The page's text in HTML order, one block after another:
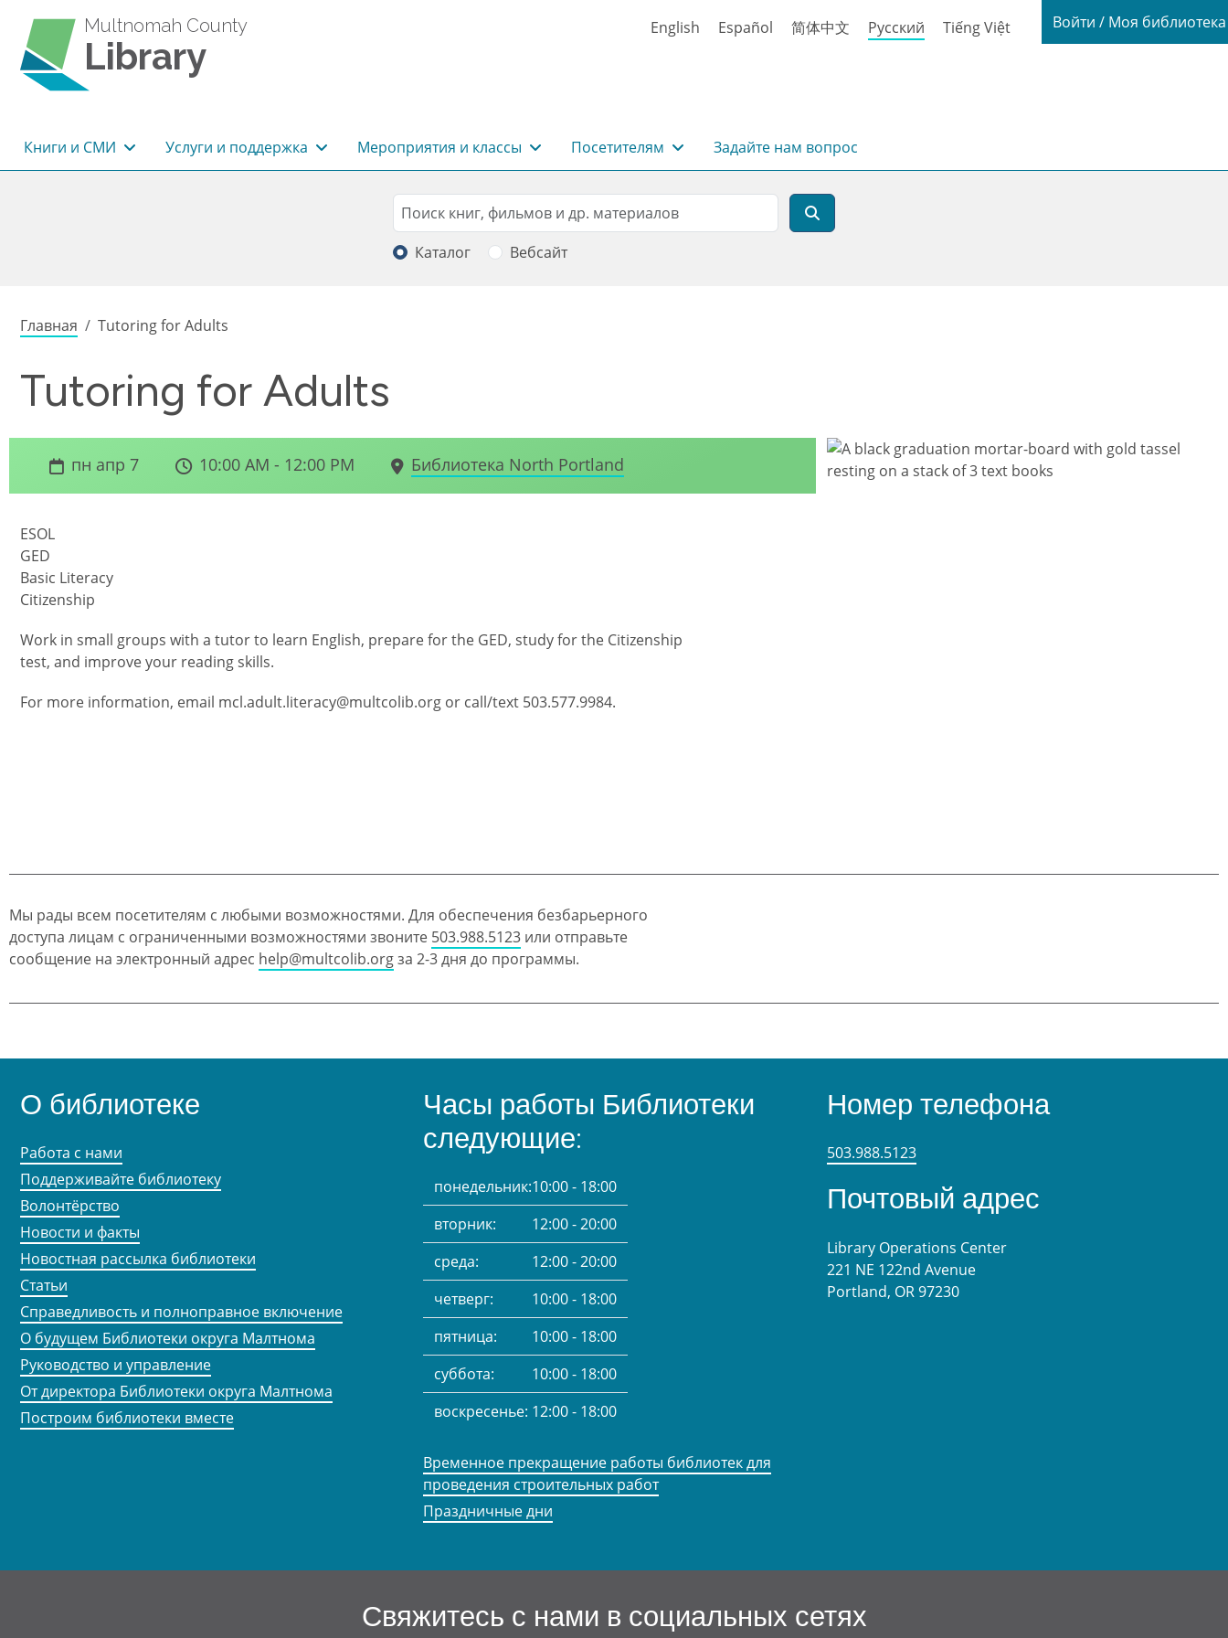
Multnomah County
Library
English Español 简体中文 Русский Tiếng Việt Login / My
Войти / Моя
Основная навигация
Книги и СМИ Услуги и поддержка Мероприятия и классы Посетителям Задайте нам вопрос
Search
Поиск
Каталог Вебсайт
Строка навигации
Главная Tutoring for Adults
Tutoring for Adults
пн апр 7 10:00 AM - 12:00 PM Библиотека North Portland
ESOL
GED
Basic Literacy
Citizenship
Work in small groups with a tutor to learn English, prepare for the GED, study for the Citizenship
test, and improve your reading skills.
For more information, email mcl.adult.literacy@multcolib.org or call/text 503.577.9984.
Мы рады всем посетителям с любыми возможностями. Для обеспечения безбарьерного
доступа лицам с ограниченными возможностями звоните 503.988.5123 или отправьте
сообщение на электронный адрес help@multcolib.orgза 2-3 дня до программы.
О библиотеке
Работа с нами
Поддерживайте библиотеку
Волонтёрство
Новости и факты
Новостная рассылка библиотеки
Статьи
Справедливость и полноправное включение
О будущем Библиотеки округа Малтнома
Руководство и управление
От директора Библиотеки округа Малтнома
Построим библиотеки вместе
Часы работы Библиотеки
следующие:
понедельник:10:00 - 18:00
вторник:
12:00 - 20:00
среда:
12:00 - 20:00
четверг:
10:00 - 18:00
пятница:
10:00 - 18:00
суббота:
10:00 - 18:00
воскресенье: 12:00 - 18:00
Временное прекращение работы библиотек для
проведения строительных работ
Праздничные дни
Номер телефона
503.988.5123
Почтовый адрес
Library Operations Center
221 NE 122nd Avenue
Portland, OR 97230
Свяжитесь с нами в социальных сетях